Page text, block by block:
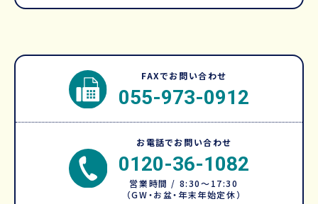
FAXでお問い合わせ
055-973-0912
お電話でお問い合わせ
0120-36-1082
営業時間 / 8:30～17:30
（GW・お盆・年末年始定休）